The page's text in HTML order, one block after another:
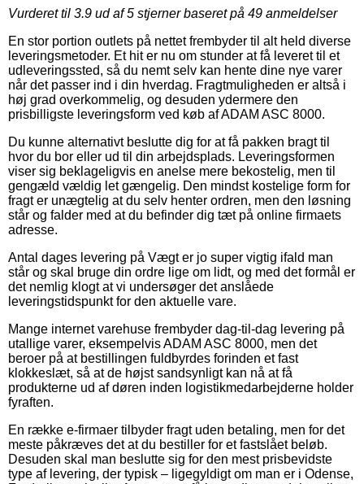
Vurderet til 3.9 ud af 5 stjerner baseret på 49 anmeldelser
En stor portion outlets på nettet frembyder til alt held diverse
leveringsmetoder. Et hit er nu om stunder at få leveret til et
udleveringssted, så du nemt selv kan hente dine nye varer
når det passer ind i din hverdag. Fragtmuligheden er altså i
høj grad overkommelig, og desuden ydermere den
prisbilligste leveringsform ved køb af ADAM ASC 8000.
Du kunne alternativt beslutte dig for at få pakken bragt til
hvor du bor eller ud til din arbejdsplads. Leveringsformen
viser sig beklageligvis en anelse mere bekostelig, men til
gengæld vældig let gængelig. Den mindst kostelige form for
fragt er unægtelig at du selv henter ordren, men den løsning
står og falder med at du befinder dig tæt på online firmaets
adresse.
Antal dages levering på Vægt er jo super vigtig ifald man
står og skal bruge din ordre lige om lidt, og med det formål er
det nemlig klogt at vi undersøger det anslåede
leveringstidspunkt for den aktuelle vare.
Mange internet varehuse frembyder dag-til-dag levering på
utallige varer, eksempelvis ADAM ASC 8000, men det
beroer på at bestillingen fuldbyrdes forinden et fast
klokkeslæt, så at de højst sandsynligt kan nå at få
produkterne ud af døren inden logistikmedarbejderne holder
fyraften.
En række e-firmaer tilbyder fragt uden betaling, men for det
meste påkræves det at du bestiller for et fastslået beløb.
Desuden skal man beslutte sig for den mest prisbevidste
type af levering, der typisk – ligegyldigt om man er i Odense,